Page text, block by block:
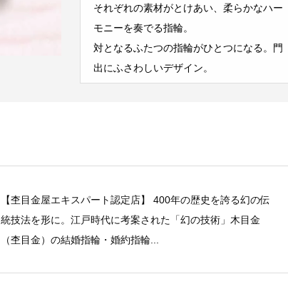
それぞれの素材がとけあい、柔らかなハー
モニーを奏でる指輪。
対となるふたつの指輪がひとつになる。門
出にふさわしいデザイン。
【杢目金屋エキスパート認定店】 400年の歴史を誇る幻の伝
統技法を形に。江戸時代に考案された「幻の技術」木目金
（杢目金）の結婚指輪・婚約指輪...